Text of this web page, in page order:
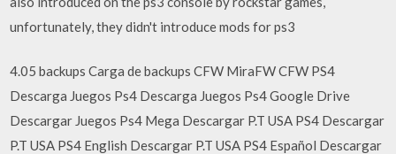
unfortunately, they didn't introduce mods for ps3
4.05 backups Carga de backups CFW MiraFW CFW PS4
Descarga Juegos Ps4 Descarga Juegos Ps4 Google Drive
Descargar Juegos Ps4 Mega Descargar P.T USA PS4 Descargar
P.T USA PS4 English Descargar P.T USA PS4 Español Descargar